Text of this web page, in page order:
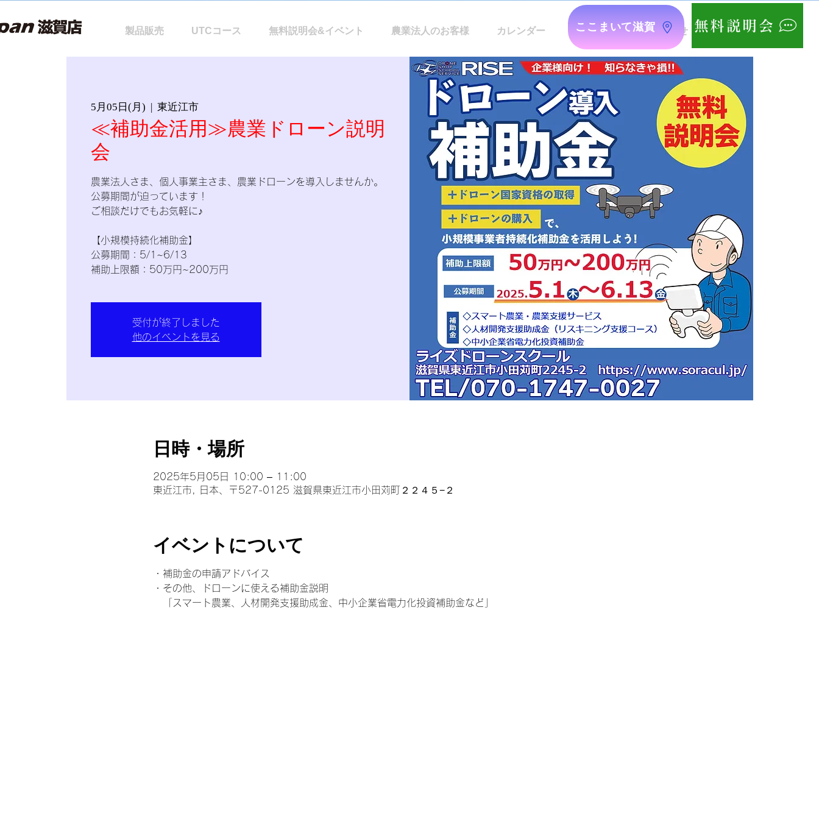
無料説明会
ここまいて滋賀
製品販売 UTCコース 無料説明会&イベント 農業法人のお客様 カレンダー 最新情報 お問い合せ
5月05日(月)
  |
東近江市
≪補助金活用≫農業ドローン説明
会
農業法人さま、個人事業主さま、農業ドローンを導入しませんか。
公募期間が迫っています！
ご相談だけでもお気軽に♪
【小規模持続化補助金】
公募期間：5/1~6/13
補助上限額：50万円~200万円
受付が終了しました
他のイベントを見る
日時・場所
2025年5月05日 10:00 – 11:00
東近江市, 日本、〒527-0125 滋賀県東近江市小田苅町２２４５−２
イベントについて
・補助金の申請アドバイス
・その他、ドローンに使える補助金説明
「スマート農業、人材開発支援助成金、中小企業省電力化投資補助金など」